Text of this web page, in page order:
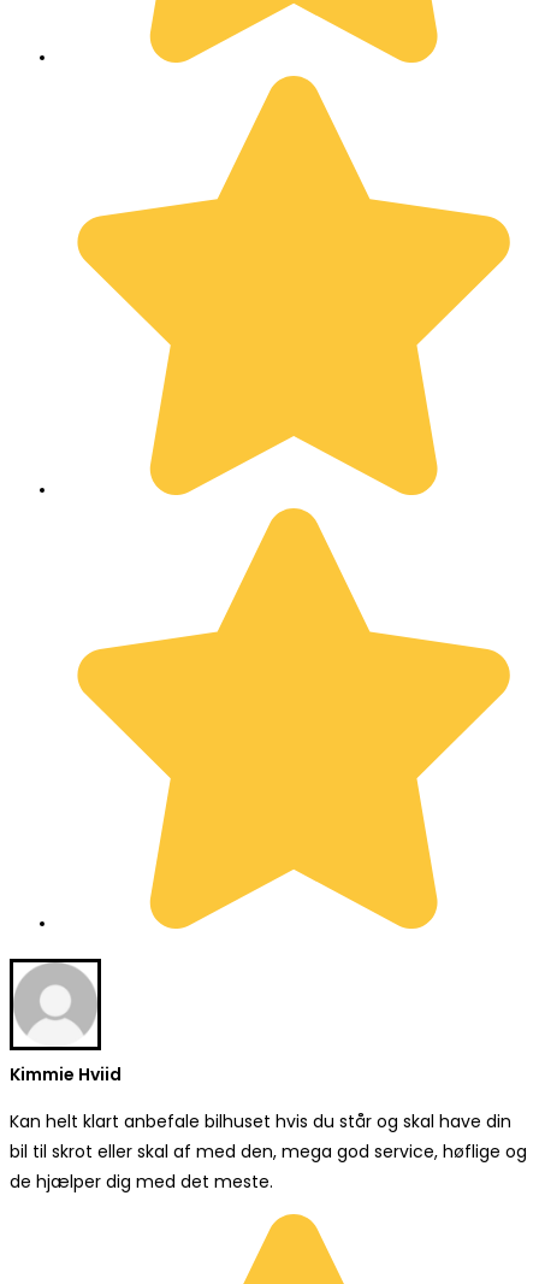
Kimmie Hviid
Kan helt klart anbefale bilhuset hvis du står og skal have din
bil til skrot eller skal af med den, mega god service, høflige og
de hjælper dig med det meste.